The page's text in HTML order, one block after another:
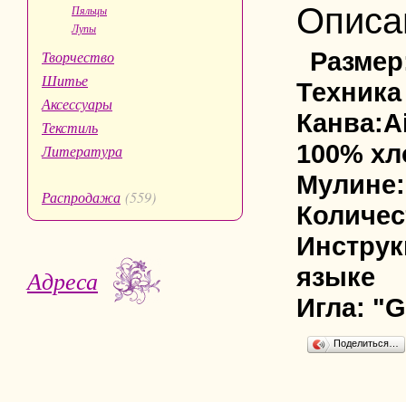
Пяльцы
Лупы
Творчество
Шитье
Аксессуары
Текстиль
Литература
Распродажа (559)
Адреса
100%
Мулине:
языке
Игла:
Поделиться…